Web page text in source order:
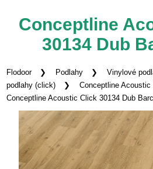
Conceptline
30134 Dub
Flodoor Podlahy Vinylové
podlahy (click)
Conceptline Acoustic
Conceptline Acoustic Click 30134 Dub